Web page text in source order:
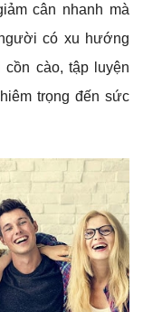
cân nhanh mà
có xu hướng
cào, tập luyện
trọng đến sức